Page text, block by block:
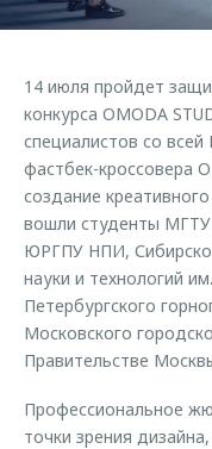
Страхование
Аксессуары
Одежда и сувениры
Оригинальные
Запчасти
Трейд-ин
Калькулятор трейд-ин
Клиентская
Клуб владельцев
Приложение O&J
Аксессуары
Одежда и сувениры
Оригинальные
Запчасти
Обратная связь
14 июля пройдет
конкурса OMODA
специалистов со
фастбек-кроссовера
создание
вошли студенты
ЮРГПУ НПИ,
науки и технологий
Петербургского
Московского
Правительстве
Профессиональное
точки зрения